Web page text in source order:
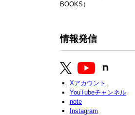
BOOKS）
情報発信
Xアカウント
YouTubeチャンネル
note
Instagram